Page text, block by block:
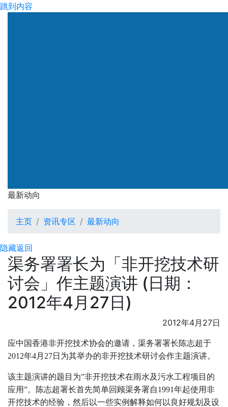
跳到内容
最新动向
最新动向
主页 资讯专区 最新动向
隐藏返回
渠务署署长为「非开挖技术研
讨会」作主题演讲 (日期：
2012年4月27日)
2012年4月27日
应中国香港非开挖技术协会的邀请，渠务署署长陈志超于
2012年4月27日为其举办的非开挖技术研讨会作主题演讲。
该主题演讲的题目为”非开挖技术在雨水及污水工程项目的
应用”。陈志超署长首先简单回顾渠务署自1991年起使用非
开挖技术的经验，然后以一些实例解释如何以良好规划及设